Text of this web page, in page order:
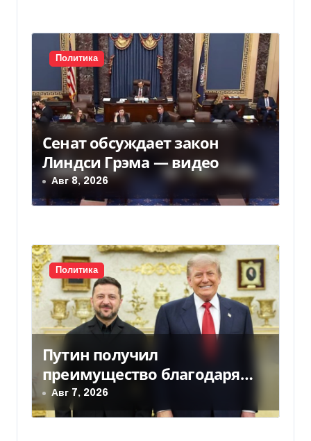
с
я
м
Политика
Сенат обсуждает закон
Линдси Грэма — видео
Авг 8, 2026
Политика
Путин получил
преимущество благодаря
действиям США
Авг 7, 2026